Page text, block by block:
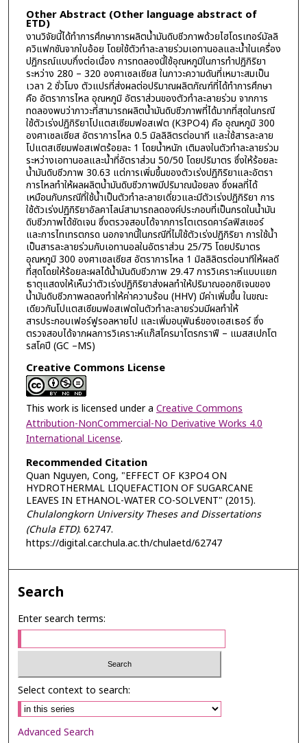
Other Abstract (Other language abstract of
ETD)
งานวิจัยนี้ได้ทำการศึกษาการผลิตน้ำมันดิบชีวภาพด้วยไฮโดรเทอร์มัลลิ
ควิแฟกชันจากใบอ้อย โดยใช้ตัวทำละลายร่วมเอทานอลและน้ำในเครื่อง
ปฏิกรณ์แบบกึ่งต่อเนื่อง การทดลองนี้ใช้อุณหภูมิในการทำปฏิกิริยา
ระหว่าง 280 – 320 องศาเซลเซียส ในภาวะความดันที่เหมาะสมเป็น
เวลา 2 ชั่วโมง ตัวแปรที่ส่งผลต่อปริมาณผลิตภัณฑ์ที่ได้ทำการศึกษา
คือ อัตราการไหล อุณหภูมิ อัตราส่วนของตัวทำละลายร่วม จากการ
ทดลองพบว่าภาวะที่สามารถผลิตน้ำมันดิบชีวภาพที่ได้มากที่สุดในกรณี
ใช้ตัวเร่งปฏิกิริยาโปแตสเซียมฟอสเฟต (K3PO4) คือ อุณหภูมิ 300
องศาเซลเซียส อัตราการไหล 0.5 มิลลิลิตรต่อนาที และใช้สารละลาย
โปแตสเซียมฟอสเฟตร้อยละ 1 โดยน้ำหนัก เติมลงในตัวทำละลายร่วม
ระหว่างเอทานอลและน้ำที่อัตราส่วน 50/50 โดยปริมาตร ซึ่งให้ร้อยละ
น้ำมันดิบชีวภาพ 30.63 แต่การเพิ่มขึ้นของตัวเร่งปฏิกิริยาและอัตรา
การไหลทำให้ผลผลิตน้ำมันดิบชีวภาพมีปริมาณน้อยลง ซึ่งผลที่ได้
เหมือนกับกรณีที่ใช้น้ำเป็นตัวทำละลายเดี่ยวและมีตัวเร่งปฏิกิริยา การ
ใช้ตัวเร่งปฏิกิริยาอัลคาไลน์สามารถลดองค์ประกอบที่เป็นกรดในน้ำมัน
ดิบชีวภาพได้ชัดเจน ซึ่งตรวจสอบได้จากการไตเตรดคาร์ลฟิสเชอร์
และการไทเทรตกรด นอกจากนี้ในกรณีที่ไม่ใช้ตัวเร่งปฏิกิริยา การใช้น้ำ
เป็นสารละลายร่วมกับเอทานอลในอัตราส่วน 25/75 โดยปริมาตร
อุณหภูมิ 300 องศาเซลเซียส อัตราการไหล 1 มิลลิลิตรต่อนาทีให้ผลดี
ที่สุดโดยให้ร้อยละผลได้น้ำมันดิบชีวภาพ 29.47 การวิเคราะห์แบบแยก
ธาตุแสดงให้เห็นว่าตัวเร่งปฏิกิริยาส่งผลทำให้ปริมาณออกซิเจนของ
น้ำมันดิบชีวภาพลดลงทำให้ค่าความร้อน (HHV) มีค่าเพิ่มขึ้น ในขณะ
เดียวกันโปแตสเซียมฟอสเฟตในตัวทำละลายร่วมมีผลทำให้
สารประกอบเฟอร์ฟูรอลหายไป และเพิ่มอนุพันธ์ของเอสเธอร์ ซึ่ง
ตรวจสอบได้จากผลการวิเคราะห์แก๊สโครมาโตรกราฟี – แมสสเปกโต
รสโคปี (GC –MS)
Creative Commons License
This work is licensed under a Creative Commons
Attribution-NonCommercial-No Derivative Works 4.0
International License.
Recommended Citation
Quan Nguyen, Cong, "EFFECT OF K3PO4 ON
HYDROTHERMAL LIQUEFACTION OF SUGARCANE
LEAVES IN ETHANOL-WATER CO-SOLVENT" (2015).
Chulalongkorn University Theses and Dissertations
(Chula ETD). 62747.
https://digital.car.chula.ac.th/chulaetd/62747
Search
Enter search terms:
Select context to search:
Advanced Search